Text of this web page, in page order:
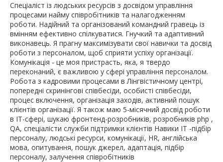
Спеціаліст із людських ресурсів з досвідом управління
процесами найму співробітників та налагодженням
роботи. Надійний та організований командний гравець із
вмінням ефективно спілкуватися. Гнучкий та адаптивний
виконавець. Я прагну максимізувати свої навички та досвід
роботи з персоналом, щоб сприяти успіху організації.
Комунікація - це моя пристрасть, яка, я твердо
переконаний, є важливою у сфері управління персоналом.
Робота з кадровими процесами в Лінгвістичному центрі,
попередні скринінгові співбесіди, особисті співбесіди,
процес включення, організація заходів, активний пошук
клієнтів організації. Я також маю 5-місячний досвід роботи
в ІТ-сфері, шукаю фронтенд-розробників, розробників php ,
QA, спеціалісти служби підтримки клієнтів Навики ІТ -підбір
персоналу, людські ресурси, комунікації, HR, англійська
мова, опитування, пошук джерел, адаптація, підбір
персоналу, залучення співробітників